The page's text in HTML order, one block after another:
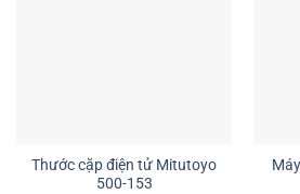
Thước cặp điện tử Mitutoyo
500-153